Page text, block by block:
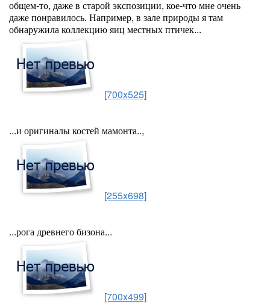
общем-то, даже в старой экспозиции, кое-что мне очень
даже понравилось. Например, в зале природы я там
обнаружила коллекцию яиц местных птичек...
[700x525]
...и оригиналы костей мамонта..,
[255x698]
...рога древнего бизона...
[700x499]